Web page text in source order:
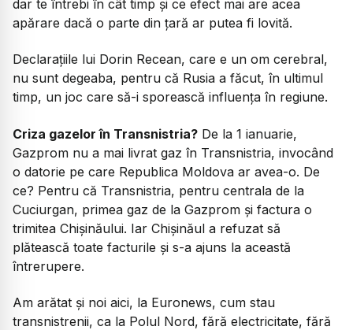
dar te întrebi în cât timp și ce efect mai are acea
apărare dacă o parte din țară ar putea fi lovită.
Declarațiile lui Dorin Recean, care e un om cerebral,
nu sunt degeaba, pentru că Rusia a făcut, în ultimul
timp, un joc care să-i sporească influența în regiune.
Criza gazelor în Transnistria? De la 1 ianuarie,
Gazprom nu a mai livrat gaz în Transnistria, invocând
o datorie pe care Republica Moldova ar avea-o. De
ce? Pentru că Transnistria, pentru centrala de la
Cuciurgan, primea gaz de la Gazprom și factura o
trimitea Chișinăului. Iar Chișinăul a refuzat să
plătească toate facturile și s-a ajuns la această
întrerupere.
Am arătat și noi aici, la Euronews, cum stau
transnistrenii, ca la Polul Nord, fără electricitate, fără